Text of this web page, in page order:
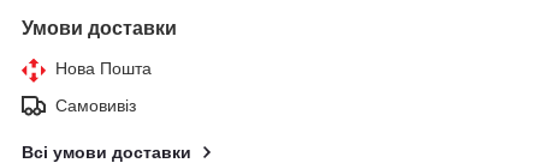
Умови доставки
Нова Пошта
Самовивіз
Всі умови доставки